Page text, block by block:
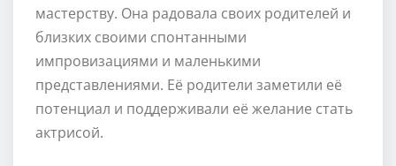
мастерству. Она радовала своих родителей и
близких своими спонтанными
импровизациями и маленькими
представлениями. Её родители заметили её
потенциал и поддерживали её желание стать
актрисой.